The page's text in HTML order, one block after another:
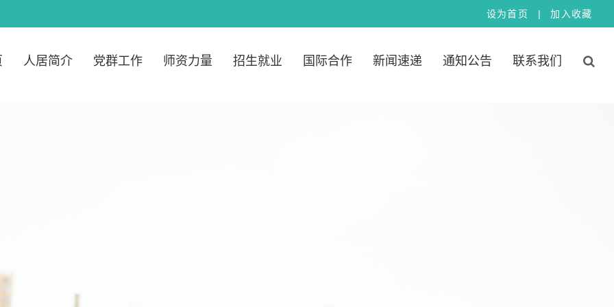
设为首 页 | 加 入 收藏
人居简介 党群工作 师资力量 招生就业 国际合作 新闻速递 通知公告 联系我们